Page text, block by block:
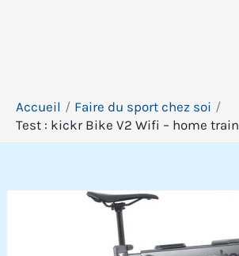
Accueil
Faire du sport chez soi
Test : kickr Bike V2 Wifi – home